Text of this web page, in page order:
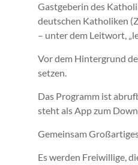
Gastgeberin des
deutschen Katholiken
– unter dem Leitwort,
Vor dem Hintergrund
setzen.
Das Programm ist
steht als App zum
Gemeinsam
Es werden Freiwillige,